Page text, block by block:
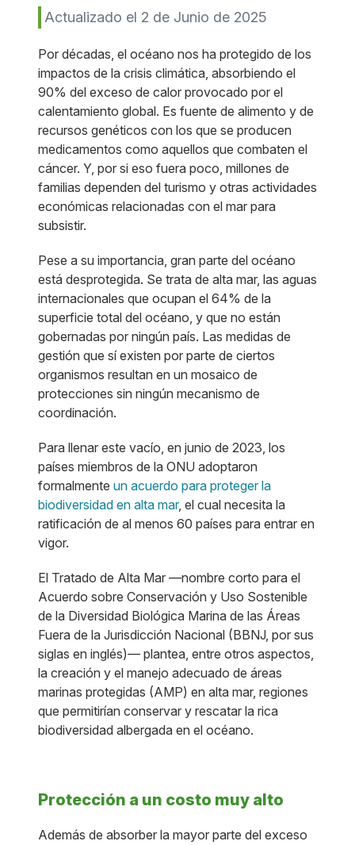
Actualizado el 2 de Junio de 2025
Por décadas, el océano nos ha protegido de los
impactos de la crisis climática, absorbiendo el
90% del exceso de calor provocado por el
calentamiento global. Es fuente de alimento y de
recursos genéticos con los que se producen
medicamentos como aquellos que combaten el
cáncer. Y, por si eso fuera poco, millones de
familias dependen del turismo y otras actividades
económicas relacionadas con el mar para
subsistir.
Pese a su importancia, gran parte del océano
está desprotegida. Se trata de alta mar, las aguas
internacionales que ocupan el 64% de la
superficie total del océano, y que no están
gobernadas por ningún país. Las medidas de
gestión que sí existen por parte de ciertos
organismos resultan en un mosaico de
protecciones sin ningún mecanismo de
coordinación.
Para llenar este vacío, en junio de 2023, los
países miembros de la ONU adoptaron
formalmente un acuerdo para proteger la
biodiversidad en alta mar, el cual necesita la
ratificación de al menos 60 países para entrar en
vigor.
El Tratado de Alta Mar —nombre corto para el
Acuerdo sobre Conservación y Uso Sostenible
de la Diversidad Biológica Marina de las Áreas
Fuera de la Jurisdicción Nacional (BBNJ, por sus
siglas en inglés)— plantea, entre otros aspectos,
la creación y el manejo adecuado de áreas
marinas protegidas (AMP) en alta mar, regiones
que permitirían conservar y rescatar la rica
biodiversidad albergada en el océano.
Protección a un costo muy alto
Además de absorber la mayor parte del exceso